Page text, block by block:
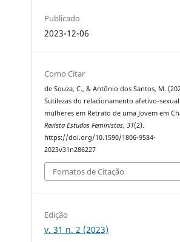
Publicado
2023-12-06
Como Citar
de Souza, C., & Antônio dos Santos, M.
Sutilezas do relacionamento afetivo-
mulheres em Retrato de uma Jovem em
Revista Estudos Feministas,31(2).
https://doi.org/10.1590/1806-9584-
2023v31n286227
Fomatos de Citação
Edição
v. 31 n. 2 (2023)